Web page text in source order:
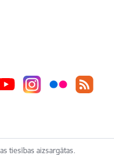
tiesības aizsargātas.